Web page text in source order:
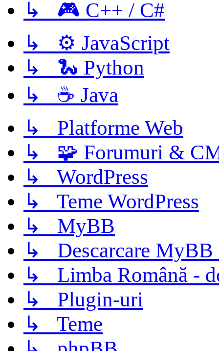
↳ 🎮 C++ / C#
↳ ⚙️ JavaScript
↳ 🐍 Python
↳ ☕ Java
↳ Platforme Web
↳ 🧩 Forumuri &
↳ WordPress
↳ Teme WordPress
↳ MyBB
↳ Descarcare MyBB
↳ Limba Română -
↳ Plugin-uri
↳ Teme